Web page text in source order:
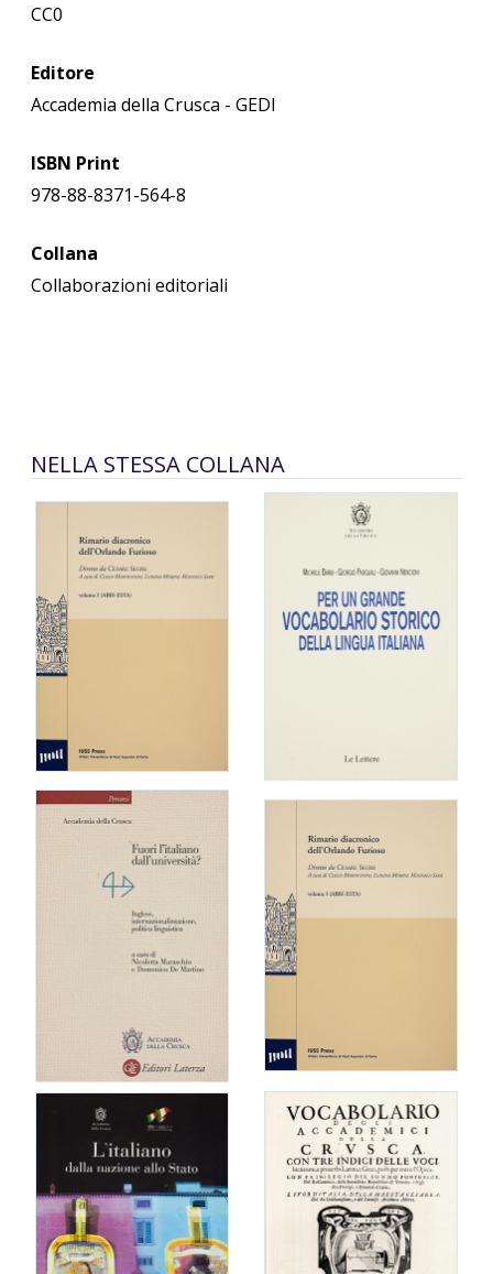
CC0
Editore
Accademia della Crusca - GEDI
ISBN Print
978-88-8371-564-8
Collana
Collaborazioni editoriali
NELLA STESSA COLLANA